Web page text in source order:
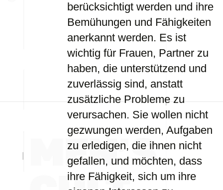
berücksichtigt werden und ihre
Bemühungen und Fähigkeiten
anerkannt werden. Es ist
wichtig für Frauen, Partner zu
haben, die unterstützend und
zuverlässig sind, anstatt
zusätzliche Probleme zu
verursachen. Sie wollen nicht
gezwungen werden, Aufgaben
zu erledigen, die ihnen nicht
gefallen, und möchten, dass
ihre Fähigkeit, sich um ihre